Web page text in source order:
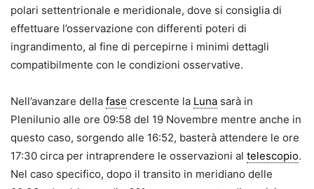
polari settentrionale e meridionale, dove si consiglia di
effettuare l’osservazione con differenti poteri di
ingrandimento, al fine di percepirne i minimi dettagli
compatibilmente con le condizioni osservative.
Nell’avanzare della fase crescente la Luna sarà in
Plenilunio alle ore 09:58 del 19 Novembre mentre anche in
questo caso, sorgendo alle 16:52, basterà attendere le ore
17:30 circa per intraprendere le osservazioni al telescopio.
Nel caso specifico, dopo il transito in meridiano delle